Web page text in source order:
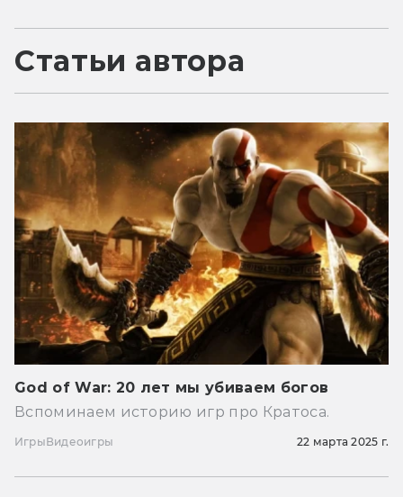
Статьи автора
God of War: 20 лет мы убиваем богов
Вспоминаем историю игр про Кратоса.
ИгрыВидеоигры 22 марта 2025 г.